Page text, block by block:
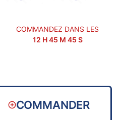
COMMANDEZ DANS LES
12 H45 M 44 S
COMMANDER